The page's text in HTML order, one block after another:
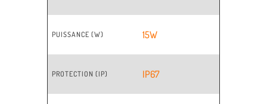
PUISSANCE (W) 15W
PROTECTION (IP) IP67